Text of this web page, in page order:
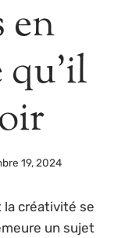
en
qu’il
19, 2024
la créativité se
un sujet